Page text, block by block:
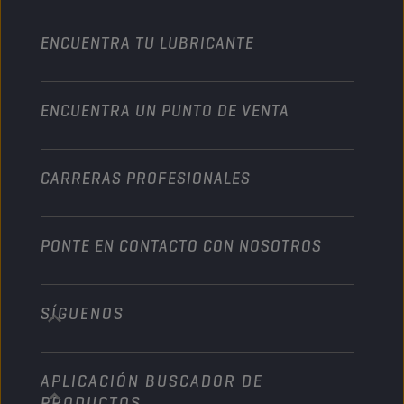
Motocicleta y vehículo todoterreno
Industria
Naútica
Motocicleta
Servicio pesado
ENCUENTRA TU LUBRICANTE
ENCUENTRA UN PUNTO DE VENTA
CARRERAS PROFESIONALES
PONTE EN CONTACTO CON NOSOTROS
info@championlubes.com
+32 3 870 00 20
Georges Gilliotstraat, 52 2620 Hemiksem
SÍGUENOS
APLICACIÓN BUSCADOR DE